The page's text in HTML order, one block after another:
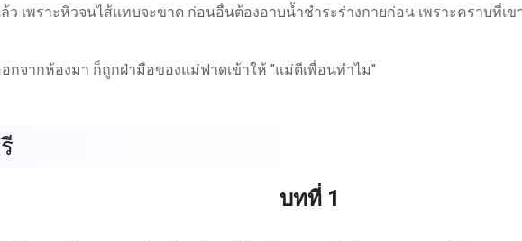
เพราะหิวจนไส้แทบจะขาด ก่อนอื่นต้องอาบน้ำชำระร่างกายก่อน เพราะคราบที่เข
กจากห้องมา ก็ถูกฝ่ามือของแม่ฟาดเข้าให้ "แม่ตีเพื่อนทำไม"
ไหม มึงอยากจะประกาศให้โลกรู้เลยเหรอ กับความแรดของมึง" นางโมโหให้ลูกตั้ง
บทที่ 1